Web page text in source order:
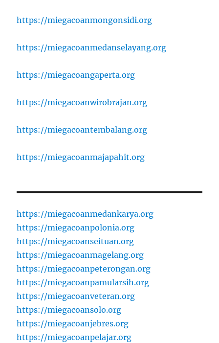
https://miegacoanmongonsidi.org
https://miegacoanmedanselayang.org
https://miegacoangaperta.org
https://miegacoanwirobrajan.org
https://miegacoantembalang.org
https://miegacoanmajapahit.org
https://miegacoanmedankarya.org
https://miegacoanpolonia.org
https://miegacoanseituan.org
https://miegacoanmagelang.org
https://miegacoanpeterongan.org
https://miegacoanpamularsih.org
https://miegacoanveteran.org
https://miegacoansolo.org
https://miegacoanjebres.org
https://miegacoanpelajar.org